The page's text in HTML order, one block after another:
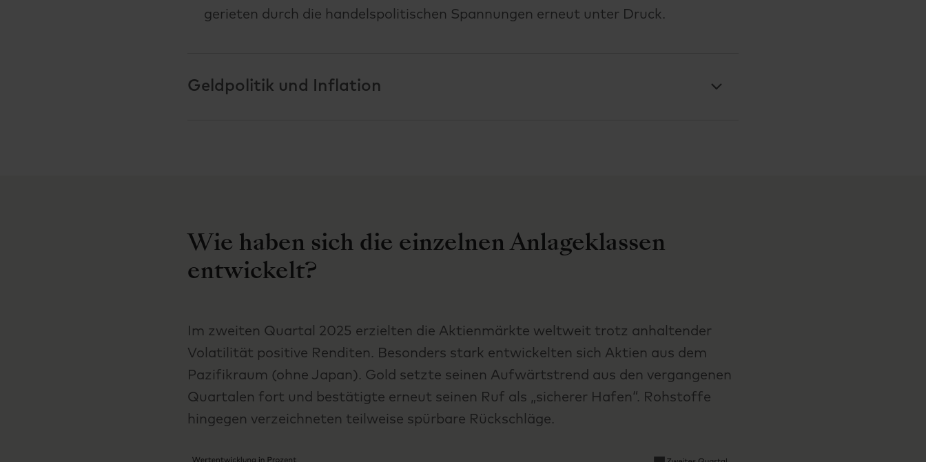
gerieten durch die handelspolitischen Spannungen erneut unter Druck.
Geldpolitik und Inflation
Wie haben sich die einzelnen Anlageklassen
entwickelt?
Im zweiten Quartal 2025 erzielten die Aktienmärkte weltweit trotz anhaltender
Volatilität positive Renditen. Besonders stark entwickelten sich Aktien aus dem
Pazifikraum (ohne Japan). Gold setzte seinen Aufwärtstrend aus den vergangenen
Quartalen fort und bestätigte erneut seinen Ruf als „sicherer Hafen“. Rohstoffe
hingegen verzeichneten teilweise spürbare Rückschläge.